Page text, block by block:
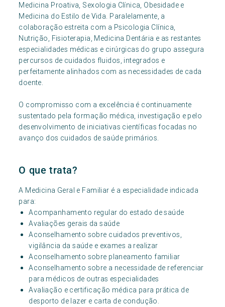
Medicina Proativa, Sexologia Clínica, Obesidade e
Medicina do Estilo de Vida. Paralelamente, a
colaboração estreita com a Psicologia Clínica,
Nutrição, Fisioterapia, Medicina Dentária e as restantes
especialidades médicas e cirúrgicas do grupo assegura
percursos de cuidados fluidos, integrados e
perfeitamente alinhados com as necessidades de cada
doente.
O compromisso com a excelência é continuamente
sustentado pela formação médica, investigação e pelo
desenvolvimento de iniciativas científicas focadas no
avanço dos cuidados de saúde primários.
O que trata?
A Medicina Geral e Familiar é a especialidade indicada
para:
Acompanhamento regular do estado de saúde
Avaliações gerais da saúde
Aconselhamento sobre cuidados preventivos,
vigilância da saúde e exames a realizar
Aconselhamento sobre planeamento familiar
Aconselhamento sobre a necessidade de referenciar
para médicos de outras especialidades
Avaliação e certificação médica para prática de
desporto de lazer e carta de condução.